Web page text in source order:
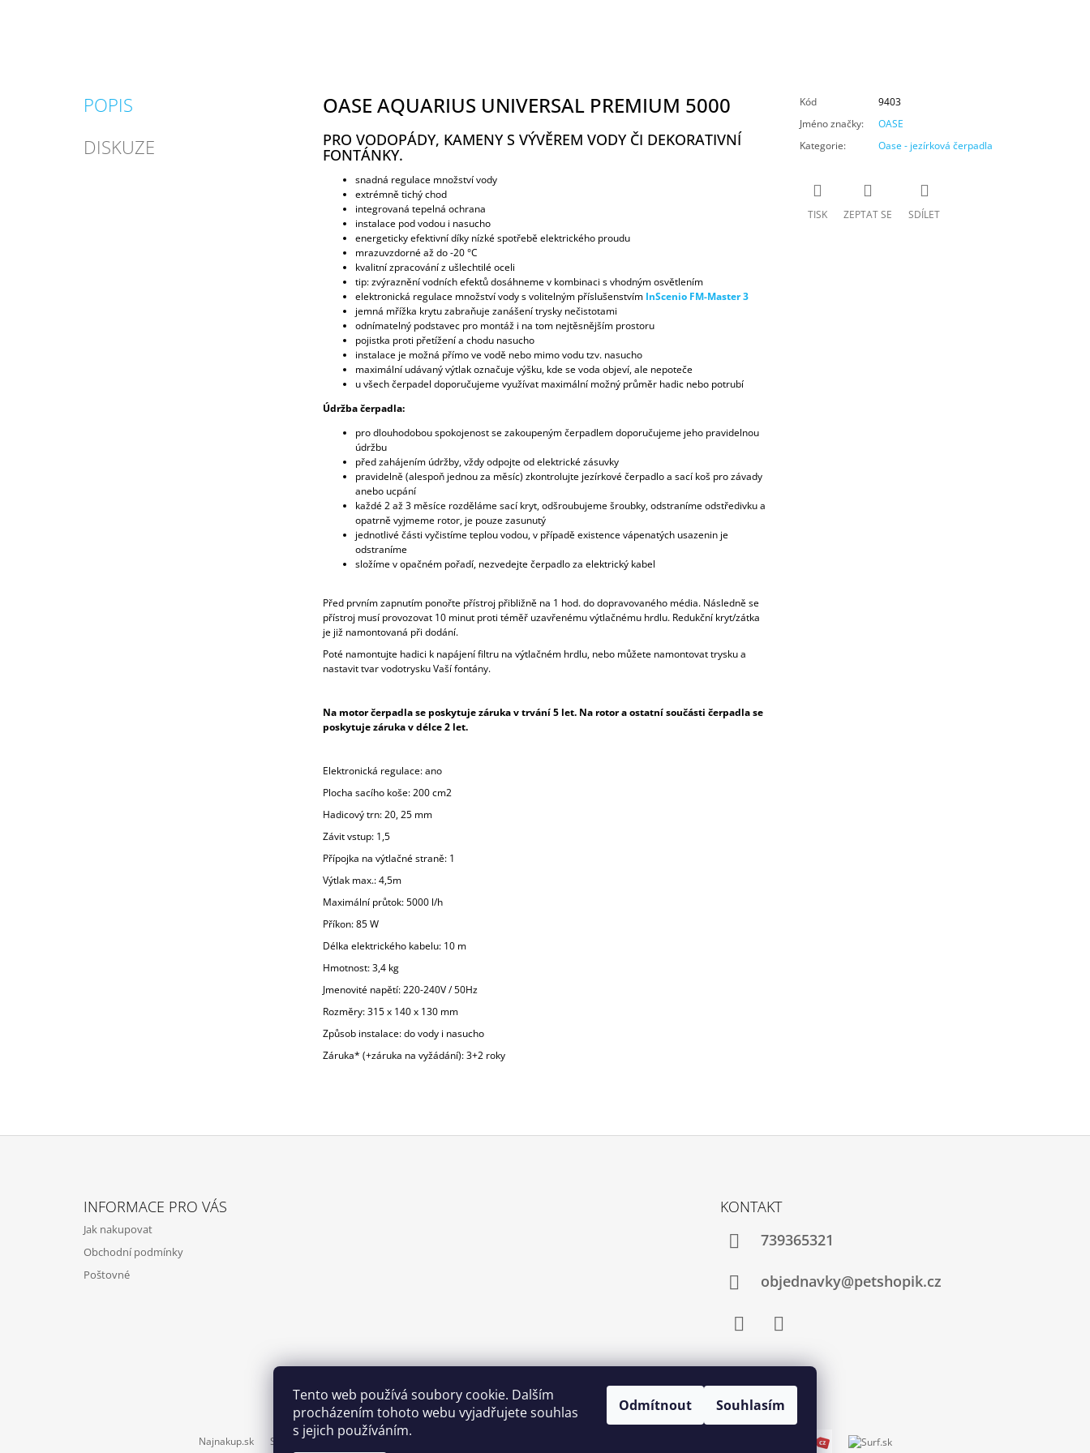
Tento web používá soubory cookie. Dalším
procházením tohoto webu vyjadřujete souhlas
s jejich používáním.
Odmítnout Souhlasím
POPIS
DISKUZE
OASE AQUARIUS UNIVERSAL PREMIUM 5000
PRO VODOPÁDY, KAMENY S VÝVĚREM VODY ČI DEKORATIVNÍ
FONTÁNKY.
snadná regulace množství vody
extrémně tichý chod
integrovaná tepelná ochrana
instalace pod vodou i nasucho
energeticky efektivní díky nízké spotřebě elektrického proudu
mrazuvzdorné až do -20 °C
kvalitní zpracování z ušlechtilé oceli
tip: zvýraznění vodních efektů dosáhneme v kombinaci s vhodným osvětlením
elektronická regulace množství vody s volitelným příslušenstvím InScenio FM-Master 3
jemná mřížka krytu zabraňuje zanášení trysky nečistotami
odnímatelný podstavec pro montáž i na tom nejtěsnějším prostoru
pojistka proti přetížení a chodu nasucho
instalace je možná přímo ve vodě nebo mimo vodu tzv. nasucho
maximální udávaný výtlak označuje výšku, kde se voda objeví, ale nepoteče
u všech čerpadel doporučujeme využívat maximální možný průměr hadic nebo potrubí
Údržba čerpadla:
pro dlouhodobou spokojenost se zakoupeným čerpadlem doporučujeme jeho pravidelnou
údržbu
před zahájením údržby, vždy odpojte od elektrické zásuvky
pravidelně (alespoň jednou za měsíc) zkontrolujte jezírkové čerpadlo a sací koš pro závady
anebo ucpání
každé 2 až 3 měsíce rozděláme sací kryt, odšroubujeme šroubky, odstraníme odstředivku a
opatrně vyjmeme rotor, je pouze zasunutý
jednotlivé části vyčistíme teplou vodou, v případě existence vápenatých usazenin je
odstraníme
složíme v opačném pořadí, nezvedejte čerpadlo za elektrický kabel
Před prvním zapnutím ponořte přístroj přibližně na 1 hod. do dopravovaného média. Následně se
přístroj musí provozovat 10 minut proti téměř uzavřenému výtlačnému hrdlu. Redukční kryt/zátka
je již namontovaná při dodání.
Poté namontujte hadici k napájení filtru na výtlačném hrdlu, nebo můžete namontovat trysku a
nastavit tvar vodotrysku Vaší fontány.
Na motor čerpadla se poskytuje záruka v trvání 5 let. Na rotor a ostatní součásti čerpadla se
poskytuje záruka v délce 2 let.
Elektronická regulace: ano
Plocha sacího koše: 200 cm2
Hadicový trn: 20, 25 mm
Závit vstup: 1,5
Přípojka na výtlačné straně: 1
Výtlak max.: 4,5m
Maximální průtok: 5000 l/h
Příkon: 85 W
Délka elektrického kabelu: 10 m
Hmotnost: 3,4 kg
Jmenovité napětí:220-240V / 50Hz
Rozměry:315 x 140 x 130 mm
Způsob instalace: do vody i nasucho
Záruka* (+záruka na vyžádání): 3+2 roky
Kód
9403
Jméno značky:
OASE
Kategorie: Oase - jezírková čerpadla
TISK ZEPTAT SE SDÍLET
INFORMACE PRO VÁS
Jak nakupovat
Obchodní podmínky
Poštovné
KONTAKT
739365321
objednavky@petshopik.cz
Zboží.cz Heureka.cz Shoptet.cz
Najnakup.sk Srovnání cen ušetřím.cz